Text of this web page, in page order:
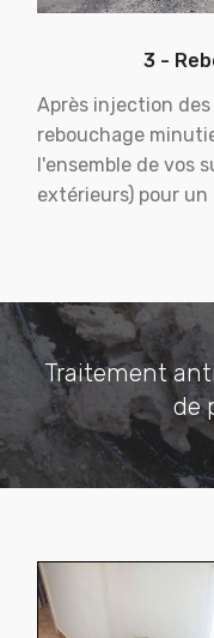
3 -
Après injection
rebouchage
l'ensemble de vos
extérieurs) pour
Traitement
de